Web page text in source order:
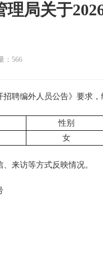
理局关于
：566
招聘编外人员公告》要求
性别
女
来访等方式反映情况。